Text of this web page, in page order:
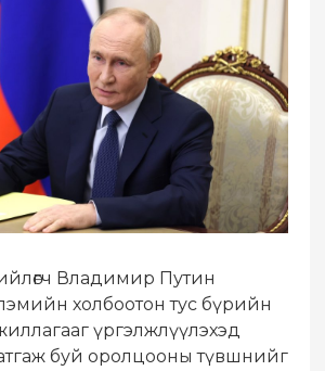
Владимир Путин
холбоотон тус бүрийн
үргэлжлүүлэхэд
хатгаж буй оролцооны түвшнийг